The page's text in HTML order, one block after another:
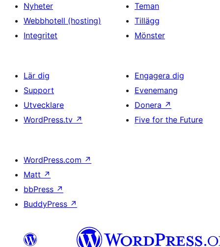
Nyheter
Webbhotell (hosting)
Integritet
Teman
Tillägg
Mönster
Lär dig
Support
Utvecklare
WordPress.tv ↗
Engagera dig
Evenemang
Donera ↗
Five for the Future
WordPress.com ↗
Matt ↗
bbPress ↗
BuddyPress ↗